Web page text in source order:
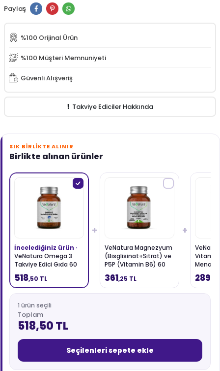
Paylaş
%100 Orijinal Ürün
%100 Müşteri Memnuniyeti
Güvenli Alışveriş
Takviye Ediciler Hakkında
SIK BIRLIKTE ALINIR
Birlikte alınan ürünler
İncelediğiniz ürün ·
VeNatura Omega 3
Takviye Edici Gıda 60
Kapsül
518,50 TL
+
VeNatura Magnezyum
(Bisglisinat+Sitrat) ve
P5P (Vitamin B6) 60
Kapsül
361,25 TL
+
Vitamin
Edici
289
1 ürün seçili
Toplam
518,50 TL
Seçilenleri sepete ekle